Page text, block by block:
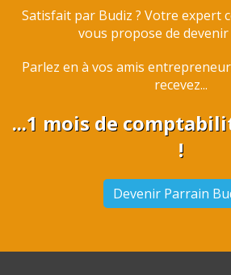
Satisfait par Budiz ? Votre expert
vous propose de devenir
Parlez en à vos amis
recevez...
...1 mois de
!
Devenir Parrain